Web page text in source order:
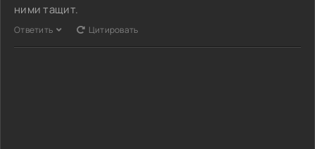
ними тащит.
Ответить Цитировать